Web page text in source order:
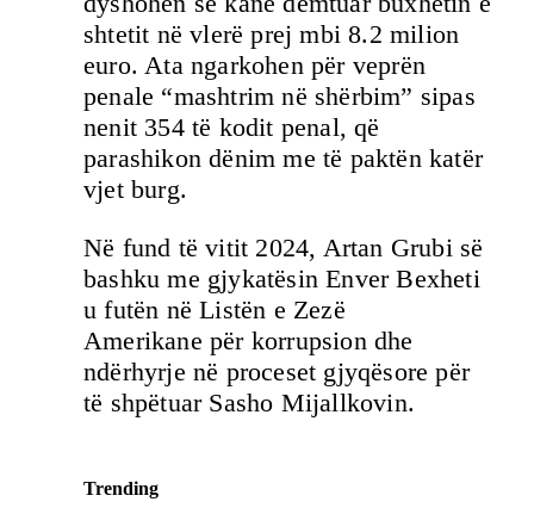
shtetit në vlerë prej mbi 8.2 milion
euro. Ata ngarkohen për veprën
penale “mashtrim në shërbim” sipas
nenit 354 të kodit penal, që
parashikon dënim me të paktën katër
vjet burg.
Në fund të vitit 2024, Artan Grubi së
bashku me gjykatësin Enver Bexheti
u futën në Listën e Zezë
Amerikane për korrupsion dhe
ndërhyrje në proceset gjyqësore për
të shpëtuar Sasho Mijallkovin.
Trending